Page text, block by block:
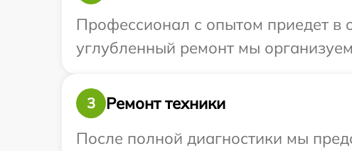
Профессионал с опытом приедет в
углубленный ремонт мы
3
Ремонт техники
После полной диагностики мы